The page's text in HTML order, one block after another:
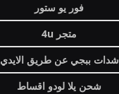
فور يو ستور
متجر 4u
شدات ببجي عن طريق الايدي
شحن يلا لودو اقساط